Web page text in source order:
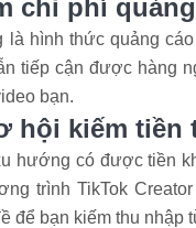
chi phí
hình thức quảng
tiếp cận được hàng
bạn.
hội kiếm tiền
hướng có được tiền
trình TikTok
để bạn kiếm thu nhập